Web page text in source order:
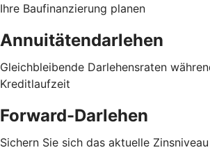
Ihre Baufinanzierung planen
Annuitätendarlehen
Gleichbleibende Darlehensraten
Kreditlaufzeit
Forward-Darlehen
Sichern Sie sich das aktuelle